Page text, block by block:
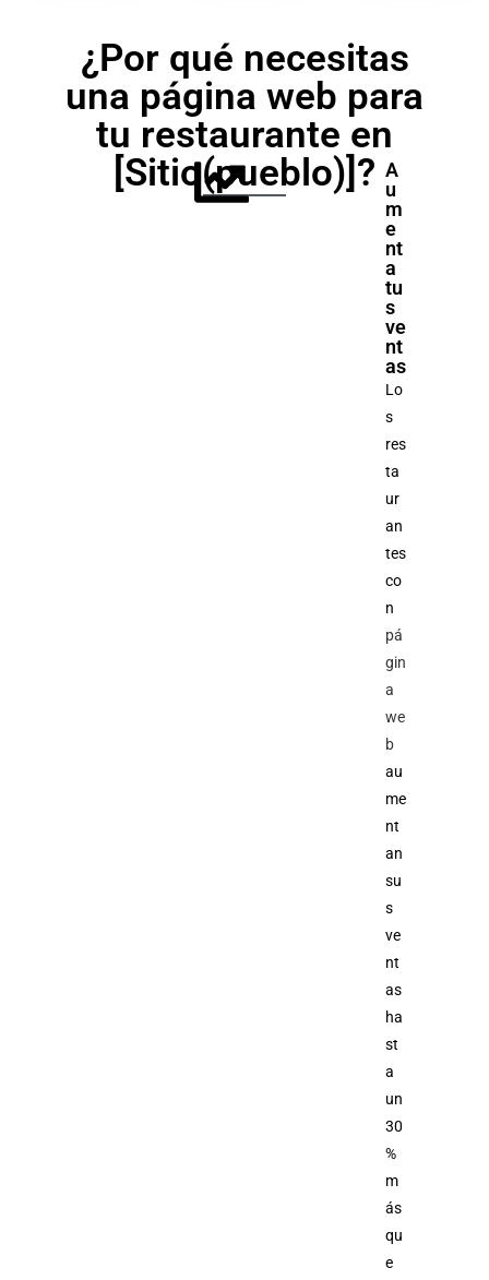
¿Por qué necesitas
una página web para
tu restaurante en
[Sitio(pueblo)]? A
u
m
e
nt
a
tu
s
ve
nt
as
Lo
s
res
ta
ur
an
tes
co
n
pá
gin
a
we
b
au
me
nt
an
su
s
ve
nt
as
ha
st
a
un
30
%
m
ás
qu
e